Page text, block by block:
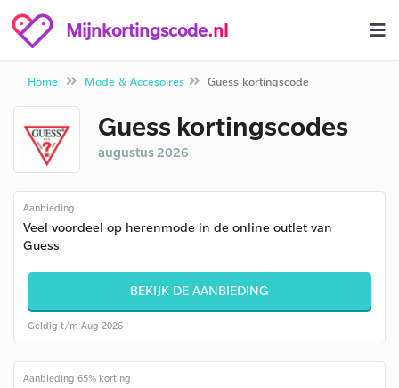
Mijnkortingscode.nl
Home Mode & Accesoires Guess kortingscode
Guess kortingscodes
augustus 2026
Aanbieding
Veel voordeel op herenmode in de online outlet van
Guess
BEKIJK DE AANBIEDING
Geldig t/m Aug 2026
Aanbieding 65% korting